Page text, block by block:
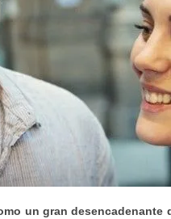
un gran desencadenante